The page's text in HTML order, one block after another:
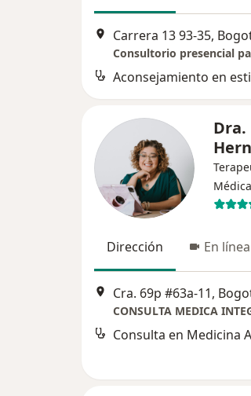
Carrera 13 93-35,
Dra.
Dirección En línea
Cra. 69p #63a-11,
CONSULTA MEDICA
Consulta en Medicina